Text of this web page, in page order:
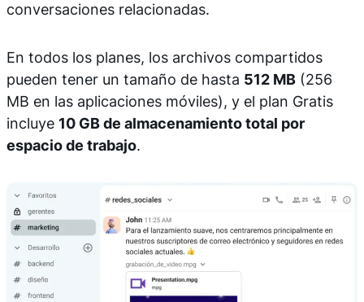
conversaciones relacionadas.
En todos los planes, los archivos compartidos
pueden tener un tamaño de hasta 512 MB (256
MB en las aplicaciones móviles), y el plan Gratis
incluye 10 GB de almacenamiento total por
espacio de trabajo.